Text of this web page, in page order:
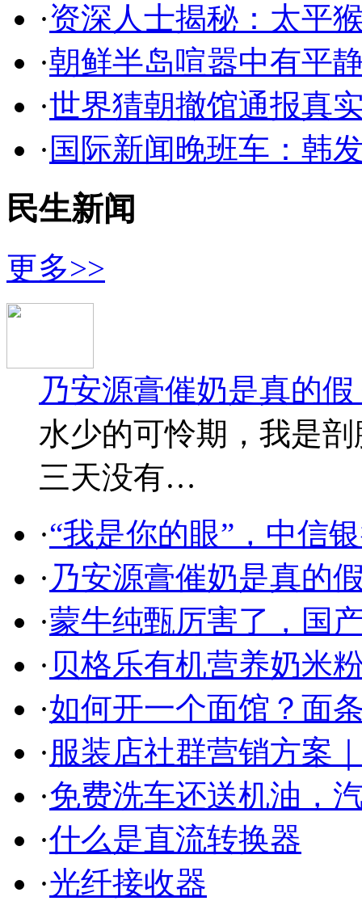
·资深人士揭秘：太平
·朝鲜半岛喧嚣中有平
·世界猜朝撤馆通报真
· 国际新闻晚班车：韩
民生新闻
更多>>
乃安源膏催奶是真的假
水少的可怜期，我是
三天没有…
·“我是你的眼”，中信
· 乃安源膏催奶是真的
·蒙牛纯甄厉害了，国
· 贝格乐有机营养奶米
·如何开一个面馆？面
·服装店社群营销方案
·免费洗车还送机油，
·什么是直流转换器
·光纤接收器